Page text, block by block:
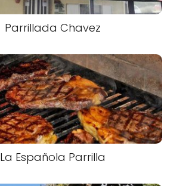
Parrillada Chavez
La Española Parrilla